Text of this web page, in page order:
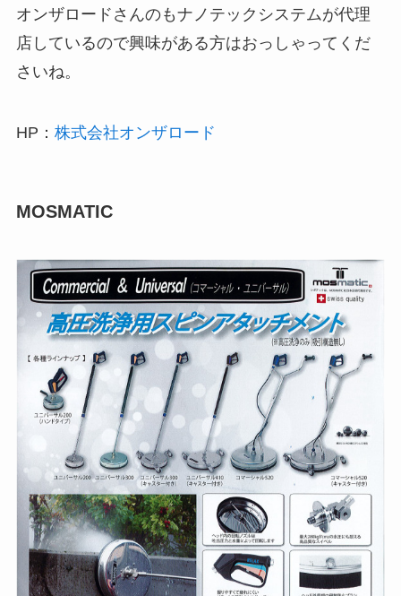
オンザロードさんのもナノテックシステムが代理
店しているので興味がある方はおっしゃってくだ
さいね。
HP： 株式会社オンザロード
MOSMATIC